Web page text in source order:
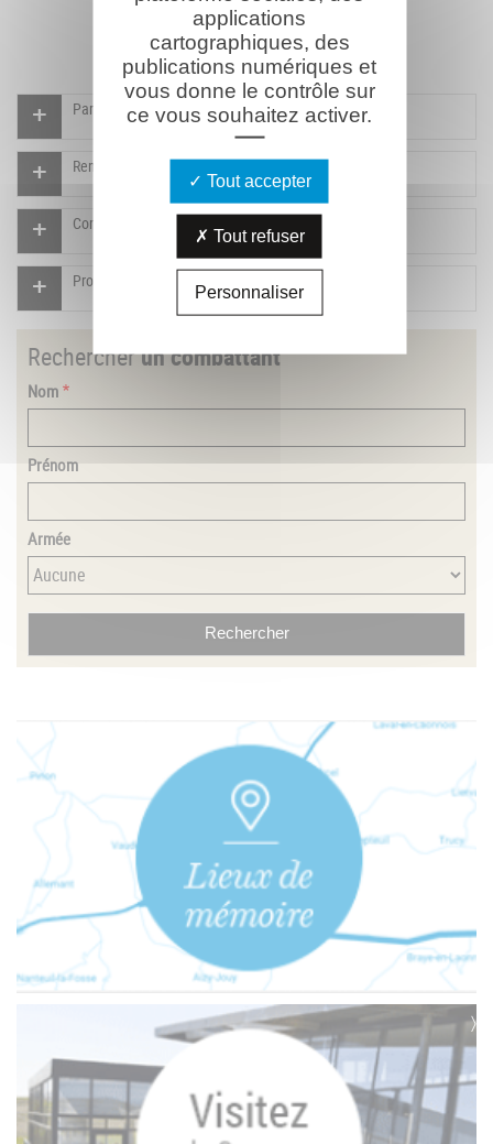
Participer à l'indexation du Mémorial virtuel
Rendre un hommage pour ce combattant
Compléter la fiche pour ce combattant
Proposer un document pour ce combattant
Rechercherun combattant
Nom
Prénom
Armée
applications
cartographiques, des
publications numériques et
vous donne le contrôle sur
ce vous souhaitez activer.
Tout accepter
Tout refuser
Personnaliser